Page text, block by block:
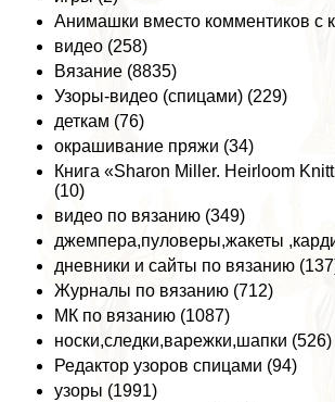
Анимашки вместо комментиков с
видео (258)
Вязание (8835)
Узоры-видео (спицами) (229)
деткам (76)
окрашивание пряжи (34)
Книга «Sharon Miller. Heirloom
(10)
видео по вязанию (349)
джемпера,пуловеры,жакеты
дневники и сайты по вязанию
Журналы по вязанию (712)
МК по вязанию (1087)
носки,следки,варежки,шапки (526)
Редактор узоров спицами (94)
узоры (1991)